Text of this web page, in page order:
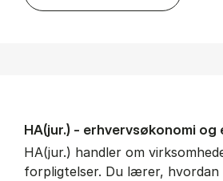
HA(jur.) - erhvervs­økonomi og
HA(jur.) handler om
forpligtelser. Du lærer, hvordan